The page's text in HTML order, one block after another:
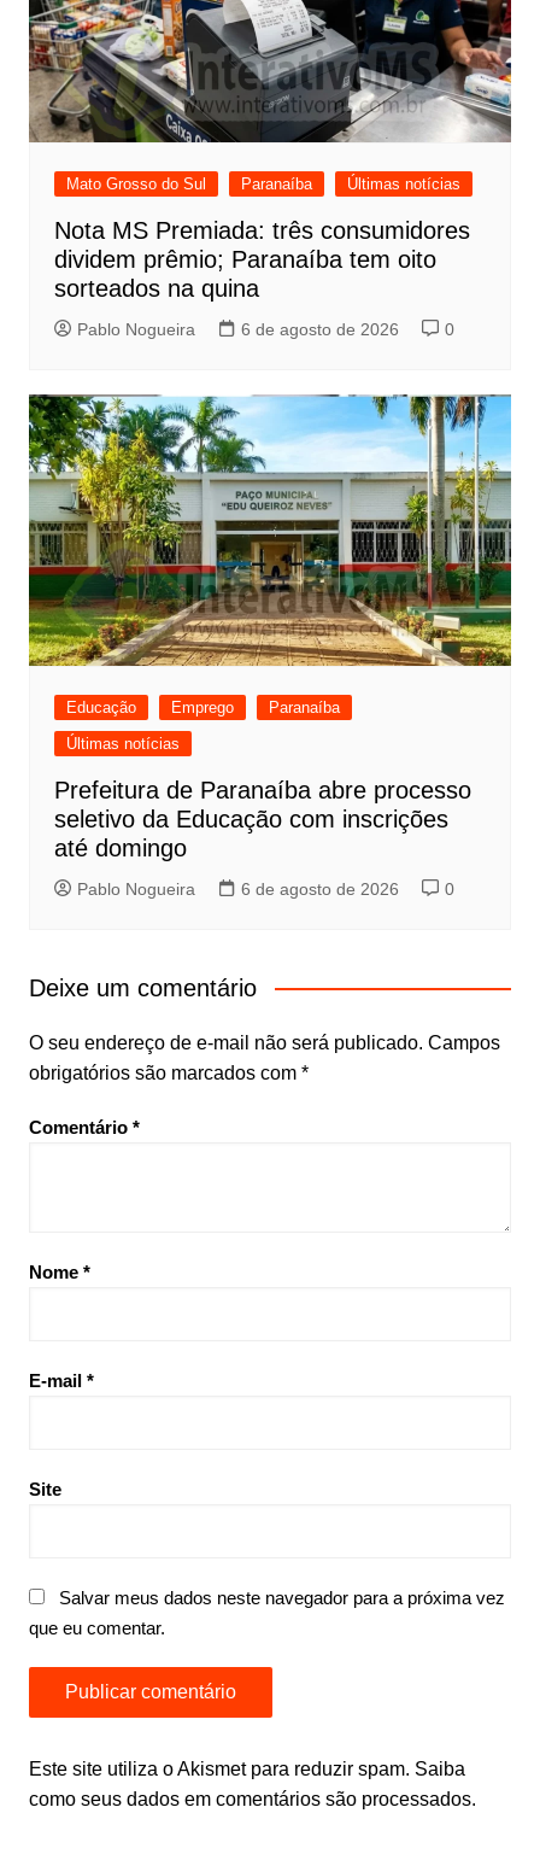
Mato Grosso do Sul Paranaíba Últimas notícias
Nota MS Premiada: três consumidores
dividem prêmio; Paranaíba tem oito
sorteados na quina
Pablo Nogueira 6 de agosto de 2026 0
Educação Emprego
Paranaíba
Últimas notícias
Prefeitura de Paranaíba abre processo
seletivo da Educação com inscrições
até domingo
Pablo Nogueira 6 de agosto de 2026 0
Deixe um comentário
O seu endereço de e-mail não será publicado. Campos
obrigatórios são marcados com *
Comentário *
Nome *
E-mail *
Site
Salvar meus dados neste navegador para a próxima vez
que eu comentar.
Este site utiliza o Akismet para reduzir spam. Saiba
como seus dados em comentários são processados.